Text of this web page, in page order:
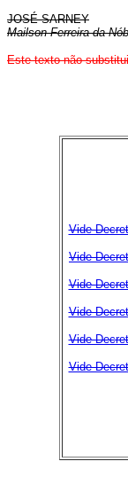
JOSÉ SARNEY
Mailson Ferreira da
Este texto não
Vide
Vide
Vide
Vide
Vide
Vide